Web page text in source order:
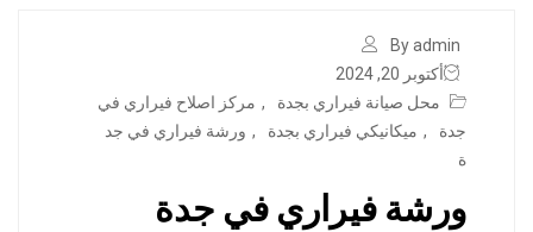
By admin
أكتوبر 20, 2024
محل صيانة فيراري بجدة
, مركز اصلاح فيراري في
جدة
, ميكانيكي فيراري بجدة , ورشة فيراري في جد
ة
ورشة فيراري في جدة